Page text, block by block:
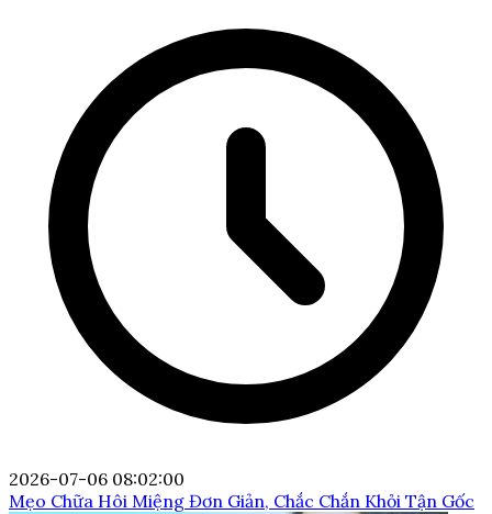
2026-07-06 08:02:00
Mẹo Chữa Hôi Miệng Đơn Giản, Chắc Chắn Khỏi Tận Gốc